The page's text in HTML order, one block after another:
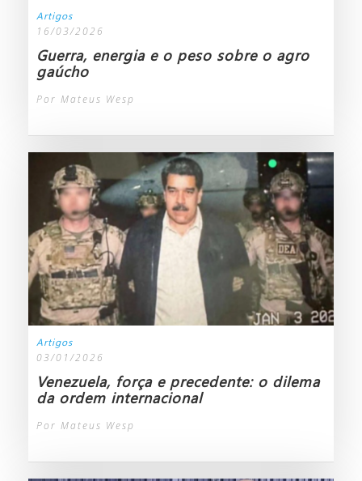
Artigos
16/03/2026
Guerra, energia e o peso sobre o agro
gaúcho
Por Mateus Wesp
Artigos
03/01/2026
Venezuela, força e precedente: o dilema
da ordem internacional
Por Mateus Wesp